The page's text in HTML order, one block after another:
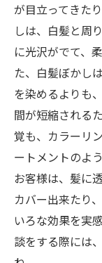
が目立ってきた
しは、白髪と周
に光沢がでて、
た、白髪ぼかし
を染めるよりも
間が短縮される
覚も、カラーリ
ートメントのよ
お客様は、髪に
カバー出来たり
いろな効果を実
談をする際には